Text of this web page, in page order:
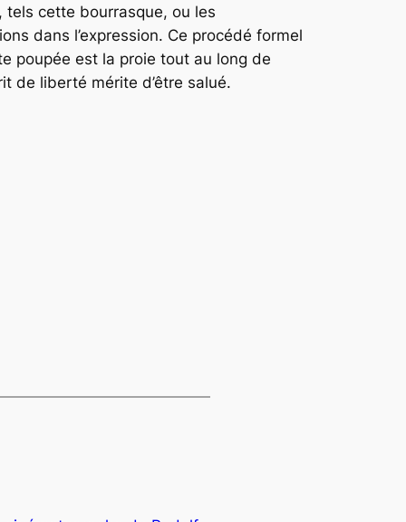
tels cette bourrasque, ou les
dans l’expression. Ce procédé formel
poupée est la proie tout au long de
de liberté mérite d’être salué.